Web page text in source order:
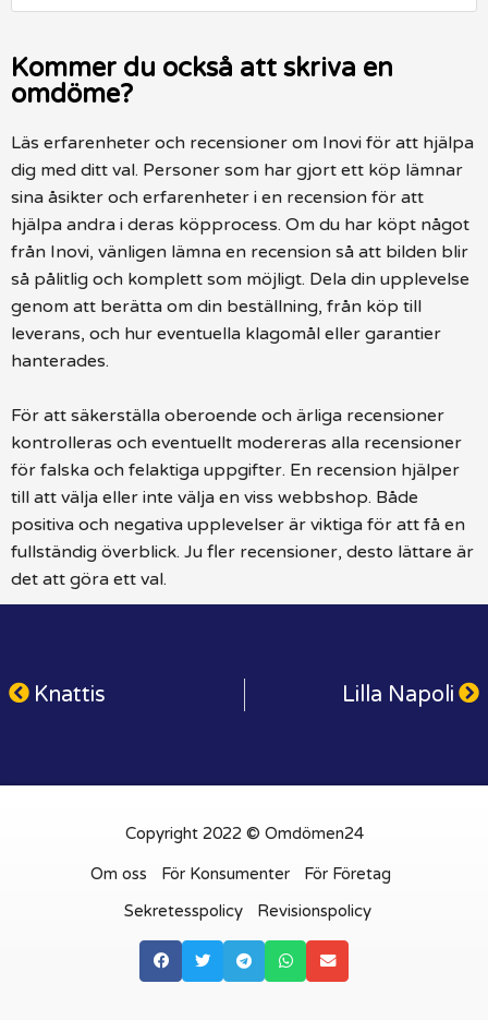
Kommer du också att skriva en
omdöme?
Läs erfarenheter och recensioner om Inovi för att hjälpa
dig med ditt val. Personer som har gjort ett köp lämnar
sina åsikter och erfarenheter i en recension för att
hjälpa andra i deras köpprocess. Om du har köpt något
från Inovi, vänligen lämna en recension så att bilden blir
så pålitlig och komplett som möjligt. Dela din upplevelse
genom att berätta om din beställning, från köp till
leverans, och hur eventuella klagomål eller garantier
hanterades.
För att säkerställa oberoende och ärliga recensioner
kontrolleras och eventuellt modereras alla recensioner
för falska och felaktiga uppgifter. En recension hjälper
till att välja eller inte välja en viss webbshop. Både
positiva och negativa upplevelser är viktiga för att få en
fullständig överblick. Ju fler recensioner, desto lättare är
det att göra ett val.
Knattis Lilla Napoli
Copyright 2022 © Omdömen24
Om oss För Konsumenter
För Företag
Sekretesspolicy
Revisionspolicy